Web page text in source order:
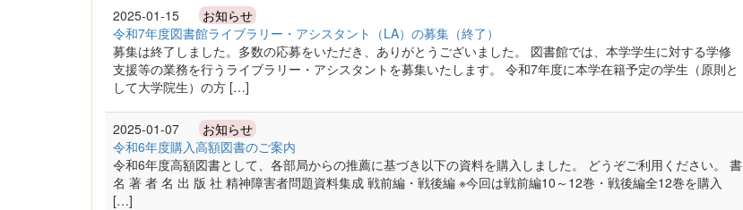
2025-01-15 お知らせ
令和7年度図書館ライブラリー・アシスタント（LA）の募集（終了）
募集は終了しました。多数の応募をいただき、ありがとうございました。 図書館では、本学学生に対する学修
支援等の業務を行うライブラリー・アシスタントを募集いたします。 令和7年度に本学在籍予定の学生（原則と
して大学院生）の方 […]
2025-01-07 お知らせ
令和6年度購入高額図書のご案内
令和6年度高額図書として、各部局からの推薦に基づき以下の資料を購入しました。 どうぞご利用ください。 書
名 著 者 名 出 版 社 精神障害者問題資料集成 戦前編・戦後編 ※今回は戦前編10～12巻・戦後編全12巻を購入
[…]